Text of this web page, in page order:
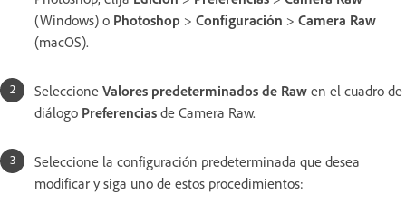
(Windows) o Photoshop > Configuración > Camera Raw
(macOS).
Seleccione Valores predeterminados de Raw en el cuadro de
diálogo Preferencias de Camera Raw.
Seleccione la configuración predeterminada que desea
modificar y siga uno de estos procedimientos: